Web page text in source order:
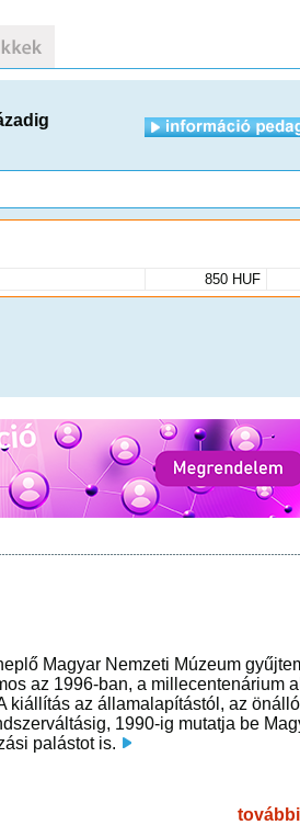
850 HUF
Magyar Nemzeti Múzeum
az 1996-ban, a millecentenárium
kiállítás az államalapítástól, az
1990-ig mutatja be
palástot is.